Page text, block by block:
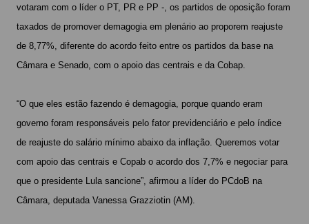
votaram com o líder o PT, PR e PP -, os partidos de oposição foram
taxados de promover demagogia em plenário ao proporem reajuste
de 8,77%, diferente do acordo feito entre os partidos da base na
Câmara e Senado, com o apoio das centrais e da Cobap.
“O que eles estão fazendo é demagogia, porque quando eram
governo foram responsáveis pelo fator previdenciário e pelo índice
de reajuste do salário mínimo abaixo da inflação. Queremos votar
com apoio das centrais e Copab o acordo dos 7,7% e negociar para
que o presidente Lula sancione”, afirmou a líder do PCdoB na
Câmara, deputada Vanessa Grazziotin (AM).